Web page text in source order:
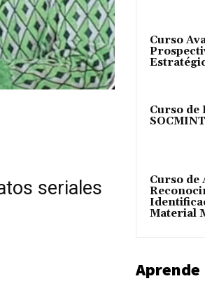
seriales
Curso
Curso de
Curso de
Material
Aprende